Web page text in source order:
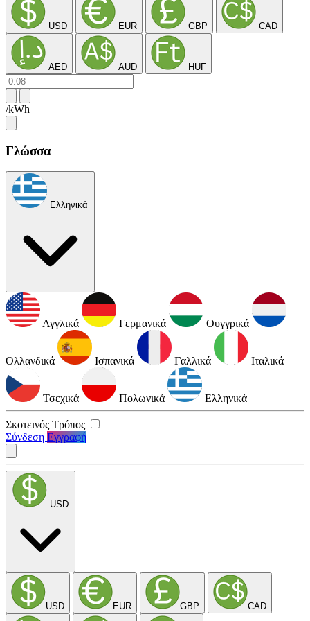
USD EUR GBP CAD
AED AUD HUF
/kWh
Γλώσσα
Ελληνικά
Αγγλικά Γερμανικά Ουγγρικά
Ολλανδικά Ισπανικά Γαλλικά Ιταλικά
Τσεχικά Πολωνικά Ελληνικά
Σκοτεινός Τρόπος
Σύνδεση Εγγραφή
USD
USD EUR GBP CAD